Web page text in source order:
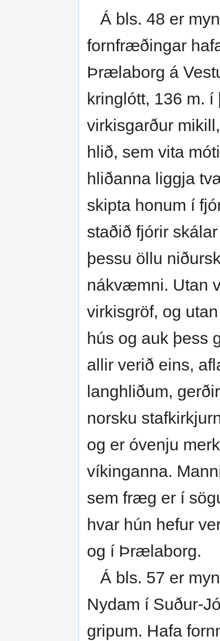
Á bls. 48 er
fornfræðingar
Þrælaborg á
kringlótt, 136 m.
virkisgarður
hlið, sem vita
hliðanna liggja
skipta honum í
staðið fjórir
þessu öllu
nákvæmni. Utan
virkisgröf, og
hús og auk þess
allir verið eins,
langhliðum,
norsku
og er óvenju
víkinganna.
sem fræg er í
hvar hún hefur
og í Þrælaborg.
Á bls. 57 er
Nydam í Suður-
gripum. Hafa